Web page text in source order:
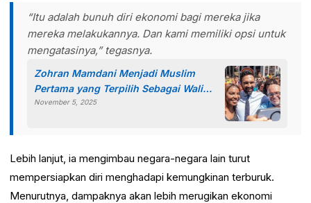
“Itu adalah bunuh diri ekonomi bagi mereka jika
mereka melakukannya. Dan kami memiliki opsi untuk
mengatasinya,” tegasnya.
Zohran Mamdani Menjadi Muslim
Pertama yang Terpilih Sebagai Wali
Kota New York
November 5, 2025
Lebih lanjut, ia mengimbau negara-negara lain turut
mempersiapkan diri menghadapi kemungkinan terburuk.
Menurutnya, dampaknya akan lebih merugikan ekonomi